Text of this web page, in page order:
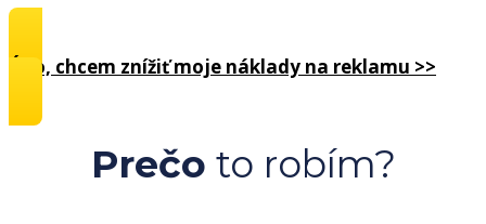
Áno, chcem znížiť moje náklady na reklamu >>
Prečo to robím?